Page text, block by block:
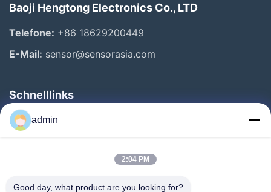
Baoji Hengtong Electronics Co., LTD
Telefone: +86 18629200449
E-Mail: sensor@sensorasia.com
Schnelllinks
Haus
Produkte
Über Uns
admin
2:04 PM
Good day, what product are you looking for?